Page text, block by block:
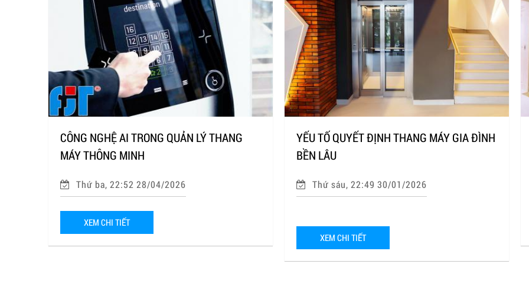
CÔNG NGHỆ AI TRONG QUẢN LÝ THANG
MÁY THÔNG MINH
Thứ ba, 22:52 28/04/2026
XEM CHI TIẾT
YẾU TỐ QUYẾT ĐỊNH THANG MÁY GIA ĐÌNH
BỀN LÂU
Thứ sáu, 22:49 30/01/2026
XEM CHI TIẾT